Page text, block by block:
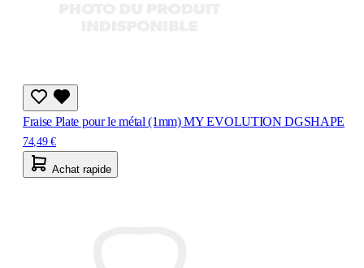
Fraise Plate pour le métal (1mm) MY EVOLUTION DGSHAPE
74,49 €
Achat rapide